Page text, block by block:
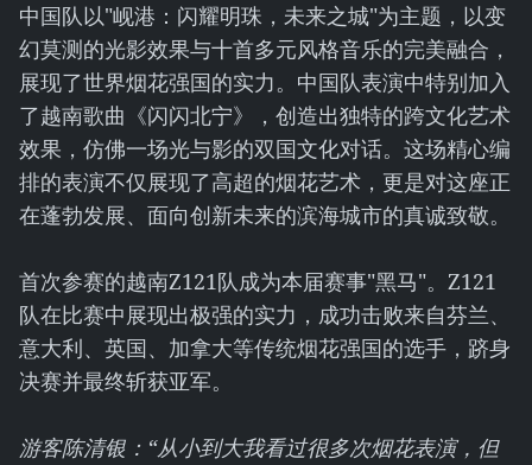
中国队以"岘港：闪耀明珠，未来之城"为主题，以变
幻莫测的光影效果与十首多元风格音乐的完美融合，
展现了世界烟花强国的实力。中国队表演中特别加入
了越南歌曲《闪闪北宁》，创造出独特的跨文化艺术
效果，仿佛一场光与影的双国文化对话。这场精心编
排的表演不仅展现了高超的烟花艺术，更是对这座正
在蓬勃发展、面向创新未来的滨海城市的真诚致敬。
首次参赛的越南Z121队成为本届赛事"黑马"。Z121
队在比赛中展现出极强的实力，成功击败来自芬兰、
意大利、英国、加拿大等传统烟花强国的选手，跻身
决赛并最终斩获亚军。
游客陈清银：“从小到大我看过很多次烟花表演，但